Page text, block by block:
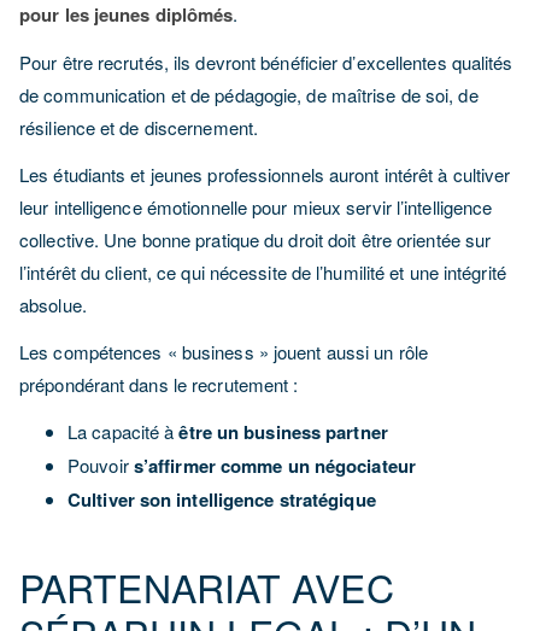
pour les jeunes diplômés.
Pour être recrutés, ils devront bénéficier d’excellentes qualités
de communication et de pédagogie, de maîtrise de soi, de
résilience et de discernement.
Les étudiants et jeunes professionnels auront intérêt à cultiver
leur intelligence émotionnelle pour mieux servir l’intelligence
collective. Une bonne pratique du droit doit être orientée sur
l’intérêt du client, ce qui nécessite de l’humilité et une intégrité
absolue.
Les compétences « business » jouent aussi un rôle
prépondérant dans le recrutement :
La capacité àêtre un business partner
Pouvoirs’affirmer comme un négociateur
Cultiver son intelligence stratégique
PARTENARIAT AVEC